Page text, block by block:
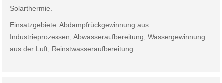
Solarthermie.
Einsatzgebiete: Abdampfrückgewinnung aus
Industrieprozessen, Abwasseraufbereitung, Wassergewinnung
aus der Luft, Reinstwasseraufbereitung.